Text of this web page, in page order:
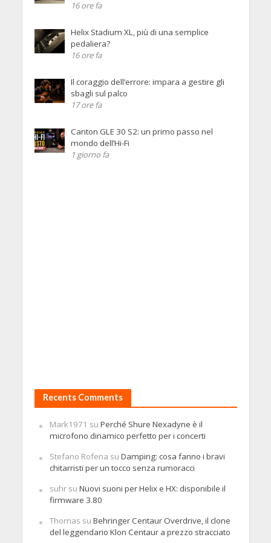
16 ore fa
Helix Stadium XL, più di una semplice
pedaliera?
16 ore fa
Il coraggio dell’errore: impara a gestire gli
sbagli sul palco
17 ore fa
Canton GLE 30 S2: un primo passo nel
mondo dell’Hi-Fi
1 giorno fa
Recents Comments
Mark1971 su Perché Shure Nexadyne è il
microfono dinamico perfetto per i concerti
Stefano Rofena su Damping: cosa fanno i bravi
chitarristi per un tocco senza rumoracci
suhrsu Nuovi suoni per Helix e HX: disponibile il
firmware 3.80
Thomas su Behringer Centaur Overdrive, il clone
del leggendario Klon Centaur a prezzo stracciato